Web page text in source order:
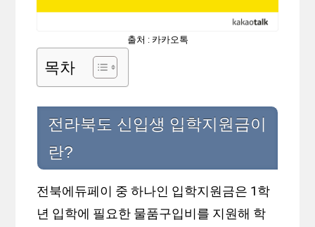
출처 : 카카오톡
목차
전라북도 신입생 입학지원금이
란?
전북에듀페이 중 하나인 입학지원금은 1학
년 입학에 필요한 물품구입비를 지원해 학